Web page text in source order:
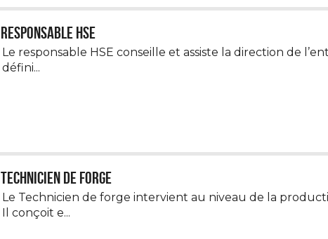
Responsable HSE
Le responsable HSE conseille et assiste la direction de
défini...
Technicien de forge
Le Technicien de forge intervient au niveau de la
Il conçoit e...